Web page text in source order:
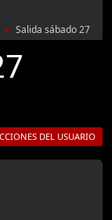
► Salida sábado 27
DEL USUARIO